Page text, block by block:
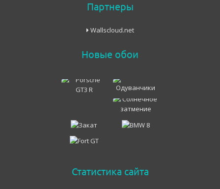
Партнеры
Wallscloud.net
Новые обои
Статистика сайта